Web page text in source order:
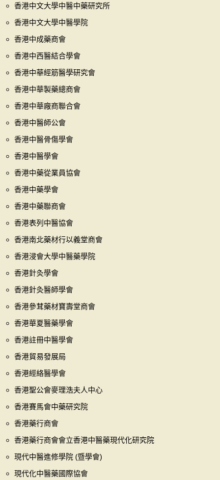
香港中文大學中醫中藥研究所
香港中文大學中醫學院
香港中成藥商會
香港中西醫結合學會
香港中華經筋醫學研究會
香港中華製藥總商會
香港中華廠商聯合會
香港中醫師公會
香港中醫骨傷學會
香港中醫學會
香港中藥從業員協會
香港中藥學會
香港中藥聯商會
香港表列中醫協會
香港南北藥材行以義堂商會
香港浸會大學中醫藥學院
香港針灸學會
香港針灸醫師學會
香港參茸藥材寶壽堂商會
香港華夏醫藥學會
香港註冊中醫學會
香港貿易發展局
香港經絡醫學會
香港聖公會麥理浩夫人中心
香港賽馬會中藥研究院
香港藥行商會
香港藥行商會會立香港中醫藥現代化研究院
現代中醫進修學院 (暨學會)
現代化中醫藥國際協會